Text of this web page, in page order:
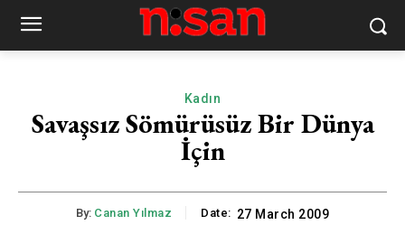
Kadın
Savaşsız Sömürüsüz Bir Dünya
İçin
By: Canan Yılmaz Date: 27 March 2009